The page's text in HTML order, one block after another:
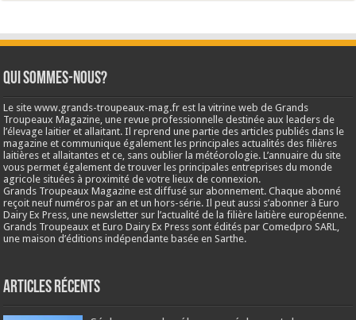
Qui sommes-nous?
Le site www.grands-troupeaux-mag.fr est la vitrine web de Grands
Troupeaux Magazine, une revue professionnelle destinée aux leaders de
l’élevage laitier et allaitant. Il reprend une partie des articles publiés dans le
magazine et communique également les principales actualités des filières
laitières et allaitantes et ce, sans oublier la météorologie. L’annuaire du site
vous permet également de trouver les principales entreprises du monde
agricole situées à proximité de votre lieux de connexion.
Grands Troupeaux Magazine est diffusé sur abonnement. Chaque abonné
reçoit neuf numéros par an et un hors-série. Il peut aussi s’abonner à Euro
Dairy Ex Press, une newsletter sur l’actualité de la filière laitière européenne.
Grands Troupeaux et Euro Dairy Ex Press sont édités par Comedpro SARL,
une maison d’éditions indépendante basée en Sarthe.
Articles récents